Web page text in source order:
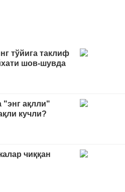
тўйига таклиф
шов-шувда
"энг ақлли"
кучли?
чиққан